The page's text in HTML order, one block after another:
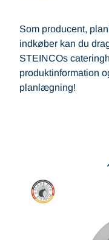
Som producent,
indkøber kan du
STEINCOs
produktinformation
planlægning!